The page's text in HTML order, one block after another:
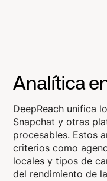
Analítica
DeepReach unifica
Snapchat y otras
procesables. Estos
criterios como
locales y tipos de
del rendimiento de